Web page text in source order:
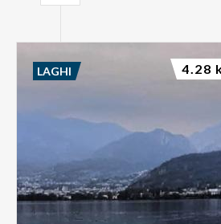
LAGHI 4.28